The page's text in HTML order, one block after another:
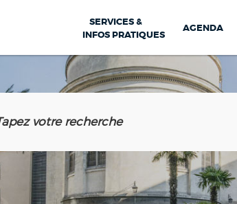
SERVICES &
INFOS PRATIQUES
AGENDA